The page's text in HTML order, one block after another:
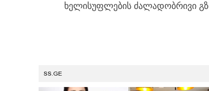
ხელისუფლების ძალადობრივი
SS.GE